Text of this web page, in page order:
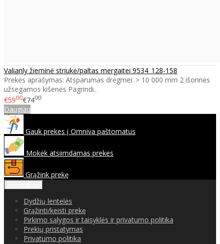
Valianly žieminė striukė/paltas mergaitei 9534_128-158
Prekės aprašymas: Atsparumas drėgmei: > 10 000 mm 2 išorinės
užsegamos kišenės Pagrindi..
€5900€7400
Daugiau
Gauk prekes į Omniva paštomatus
Mokėk atsiimdamas prekes
Grąžink prekę
Dydžių lentelės
Grąžinti/keisti prekę
Pirkimo sąlygos ir taisyklės ir privatumo politika
Prekių pristatymas
Privatumo politika